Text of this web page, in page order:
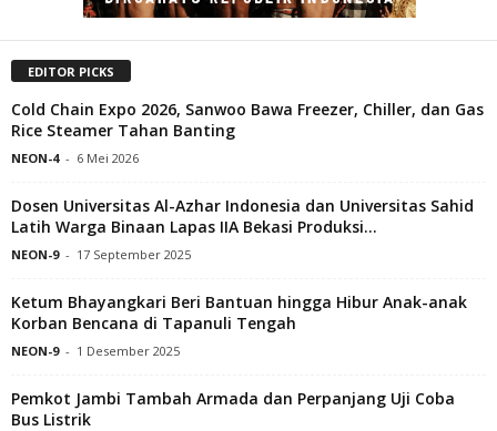
EDITOR PICKS
Cold Chain Expo 2026, Sanwoo Bawa Freezer, Chiller, dan Gas
Rice Steamer Tahan Banting
NEON-4 - 6 Mei 2026
Dosen Universitas Al-Azhar Indonesia dan Universitas Sahid
Latih Warga Binaan Lapas IIA Bekasi Produksi...
NEON-9 - 17 September 2025
Ketum Bhayangkari Beri Bantuan hingga Hibur Anak-anak
Korban Bencana di Tapanuli Tengah
NEON-9 - 1 Desember 2025
Pemkot Jambi Tambah Armada dan Perpanjang Uji Coba
Bus Listrik